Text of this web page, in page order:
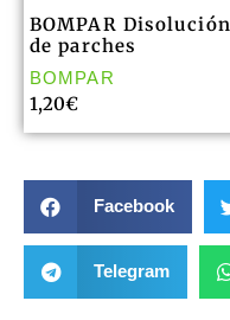
BOMPAR Disolución
de parches
BOMPAR
1,20€
Facebook
Telegram